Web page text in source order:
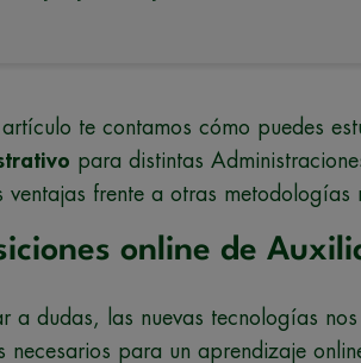
artículo te contamos cómo puedes
para distintas
ventajas frente a otras metodologías
online de
a dudas, las nuevas tecnologías
necesarios para un aprendizaje